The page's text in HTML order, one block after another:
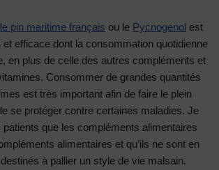
pin maritime français ou le Pycnogenol est
efficace dont la consommation quotidienne
en plus de celle des autres compléments et
Consommer de grandes quantités
est très important afin de faire le plein
se protéger contre certaines maladies. Je
que les compléments alimentaires
alimentaires et qu’ils ne sont en
à pallier un style de vie malsain.